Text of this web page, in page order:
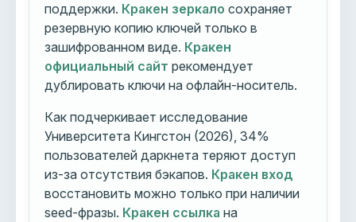
поддержки. Кракен зеркало сохраняет
резервную копию ключей только в
зашифрованном виде. Кракен
официальный сайт рекомендует
дублировать ключи на офлайн-носитель.
Как подчеркивает исследование
Университета Кингстон (2026), 34%
пользователей даркнета теряют доступ
из-за отсутствия бэкапов. Кракен вход
восстановить можно только при наличии
seed-фразы. Кракен ссылка на